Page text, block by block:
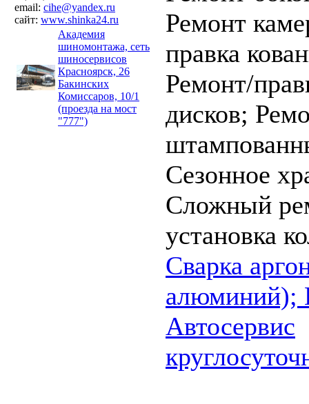
email: cihe@yandex.ru
сайт: www.shinka24.ru
Академия
шиномонтажа, сеть
шиносервисов
Красноярск, 26
Бакинских
Комиссаров, 10/1
(проезда на мост
"777")
Ремонт
правка
Ремонт/
дисков;
Сезонное
Сложный
установка
Cварка
алюминий);
Автосервис